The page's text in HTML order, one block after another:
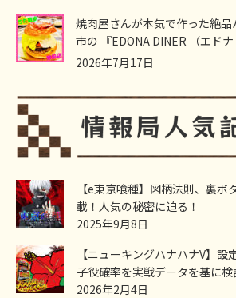
焼肉屋さんが本気で作った絶
市の 『EDONA DINER （エドナ
2026年7月17日
【e東京喰種】図柄法則、裏ボ
載！人気の秘密に迫る！
2025年9月8日
【ニューキングハナハナV】設
子役確率を実戦データを基に検
2026年2月4日